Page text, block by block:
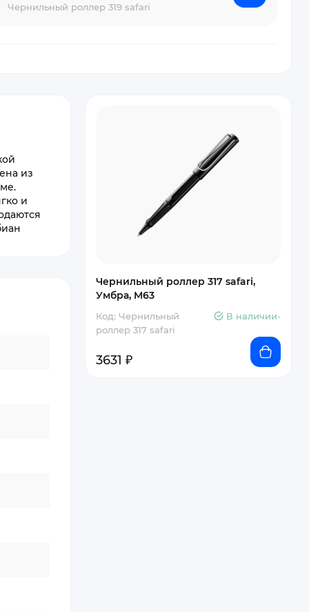
Чернильный роллер 319 safari
из
и
Чернильный роллер 317 safari,
Умбра, M63
Код: Чернильный
роллер 317 safari
В наличии-
3631 ₽